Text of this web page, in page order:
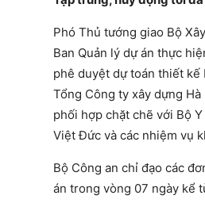
Phó Thủ tướng giao Bộ
Ban Quản lý dự án thực
phê duyệt dự toán thiết kế
Tổng Công ty xây dựng
phối hợp chặt chẽ với Bộ
Việt Đức và các nhiệm vụ
Bộ Công an chỉ đạo các
án trong vòng 07 ngày kể